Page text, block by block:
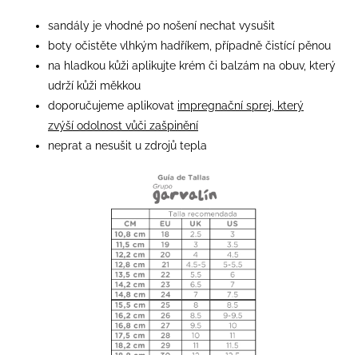
sandály je vhodné po nošení nechat vysušit
boty očistěte vlhkým hadříkem, případně čistící pěnou
na hladkou kůži aplikujte krém či balzám na obuv, který
udrží kůži měkkou
doporučujeme aplikovat impregnační sprej, který
zvýší odolnost vůči zašpinění
neprat a nesušit u zdrojů tepla